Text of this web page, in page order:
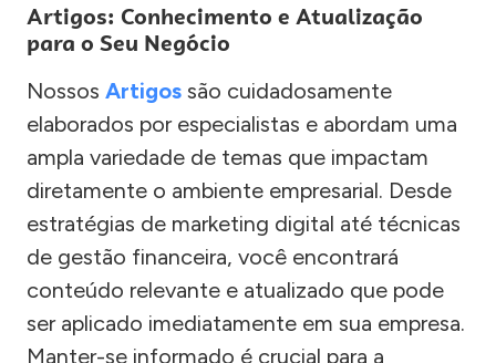
Artigos: Conhecimento e Atualização
para o Seu Negócio
Nossos Artigos são cuidadosamente
elaborados por especialistas e abordam uma
ampla variedade de temas que impactam
diretamente o ambiente empresarial. Desde
estratégias de marketing digital até técnicas
de gestão financeira, você encontrará
conteúdo relevante e atualizado que pode
ser aplicado imediatamente em sua empresa.
Manter-se informado é crucial para a